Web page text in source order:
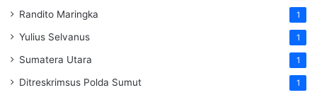
Randito Maringka 1
Yulius Selvanus 1
Sumatera Utara 1
Ditreskrimsus Polda Sumut 1